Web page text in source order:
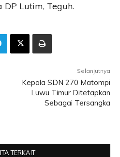
DP Lutim, Teguh.
Selanjutnya
Kepala SDN 270 Matompi
Luwu Timur Ditetapkan
Sebagai Tersangka
TERKAIT